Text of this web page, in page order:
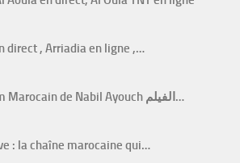
direct , Arriadia en ligne ,…
Zin Li Fik Le film Marocain de Nabil Ayouch الفيلم…
: la chaîne marocaine qui…